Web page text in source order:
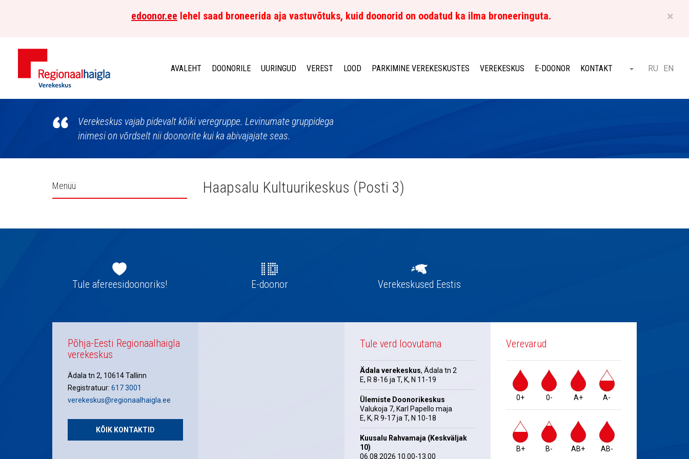
×
edoonor.ee lehel saad broneerida aja vastuvõtuks, kuid doonorid on oodatud ka ilma broneeringuta.
Põhja-
AVALEHT DOONORILE UURINGUD VEREST LOOD PARKIMINE VEREKESKUSTES VEREKESKUS E-DOONOR KONTAKT Otsi ET
RU EN
Verekeskus vajab pidevalt kõiki veregruppe. Levinumate gruppidega
inimesi on võrdselt nii doonorite kui ka abivajajate seas.
Külgpaani
Menüü Haapsalu Kultuurikeskus (Posti 3)
navigatsioonTule afereesidoonoriks! E-doonor Verekeskused Eestis
Põhja-Eesti Regionaalhaigla
verekeskus
Ädala tn 2, 10614 Tallinn
Registratuur: 617 3001
verekeskus@regionaalhaigla.ee
KÕIK KONTAKTID
Tule verd loovutama
Ädala verekeskus, Ädala tn 2
E, R 8-16 ja T, K, N 11-19
Ülemiste Doonorikeskus
Valukoja 7, Karl Papello maja
E, K, R 9-17 ja T, N 10-18
Kuusalu Rahvamaja (Keskväljak
10)
06.08.2026 10.00-13.00
Verevarud
0+ 0- A+ A-
B+ B- AB+ AB-